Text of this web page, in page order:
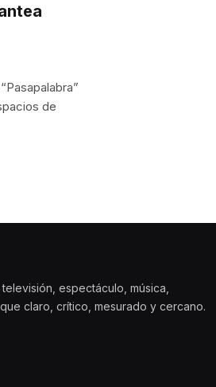
de
espectáculo, música,
claro, crítico, mesurado y cercano.